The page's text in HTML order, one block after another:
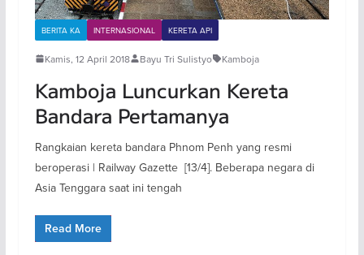
BERITA KA INTERNASIONAL KERETA API
Kamis, 12 April 2018 Bayu Tri Sulistyo Kamboja
Kamboja Luncurkan Kereta
Bandara Pertamanya
Rangkaian kereta bandara Phnom Penh yang resmi
beroperasi | Railway Gazette [13/4]. Beberapa negara di
Asia Tenggara saat ini tengah
Read More